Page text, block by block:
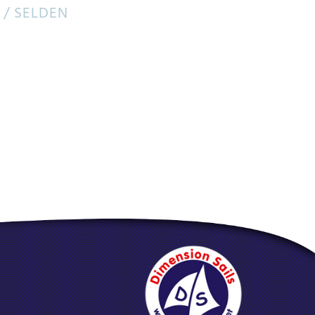
SELDEN